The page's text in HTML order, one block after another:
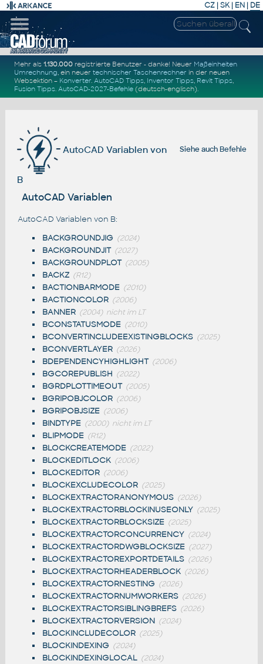
CZ | SK| EN | DE
Mehr als1.130.000 registrierte Benutzer - danke! Neuer Maßeinheiten
Umrechnung, ein neuertechnischer Taschenrechner in der neuen
Websektion – Konverter.AutoCAD Tipps, Inventor Tipps, Revit Tipps,
Fusion Tipps.AutoCAD-2027-Befehle (deutsch-englisch).
Siehe auchBefehle
AutoCAD Variablen von
B
AutoCAD Variablen
AutoCAD Variablen von B:
BACKGROUNDJIG (2024)
BACKGROUNDJIT (2027)
BACKGROUNDPLOT (2005)
BACKZ (R12)
BACTIONBARMODE (2010)
BACTIONCOLOR (2006)
BANNER (2004) nicht im LT
BCONSTATUSMODE (2010)
BCONVERTINCLUDEEXISTINGBLOCKS (2025)
BCONVERTLAYER (2026)
BDEPENDENCYHIGHLIGHT (2006)
BGCOREPUBLISH (2022)
BGRDPLOTTIMEOUT (2005)
BGRIPOBJCOLOR (2006)
BGRIPOBJSIZE (2006)
BINDTYPE (2000) nicht im LT
BLIPMODE (R12)
BLOCKCREATEMODE (2022)
BLOCKEDITLOCK (2006)
BLOCKEDITOR (2006)
BLOCKEXCLUDECOLOR (2025)
BLOCKEXTRACTORANONYMOUS (2026)
BLOCKEXTRACTORBLOCKINUSEONLY (2025)
BLOCKEXTRACTORBLOCKSIZE (2025)
BLOCKEXTRACTORCONCURRENCY (2024)
BLOCKEXTRACTORDWGBLOCKSIZE (2027)
BLOCKEXTRACTOREXPORTDETAILS (2026)
BLOCKEXTRACTORHEADERBLOCK (2026)
BLOCKEXTRACTORNESTING (2026)
BLOCKEXTRACTORNUMWORKERS (2026)
BLOCKEXTRACTORSIBLINGBREFS (2026)
BLOCKEXTRACTORVERSION (2024)
BLOCKINCLUDECOLOR (2025)
BLOCKINDEXING (2024)
BLOCKINDEXINGLOCAL (2024)